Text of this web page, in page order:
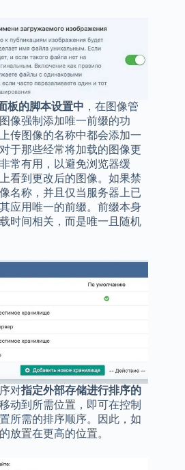
板的脚本设置中 ，在图像管
像强制添加唯一前缀的功
传图像的名称中都会添加一
于那些经常将加载的图像更
常有用，以避免浏览器缓
看到更改后的图像。如果禁
名称，并且仅当服务器上已
应用唯一的前缀。前缀本身
时间相关，而是唯一且随机
对指定外部存储进行排序的
动到所需位置，即可在控制
所需的排序顺序。因此，如
放置在更高的位置。